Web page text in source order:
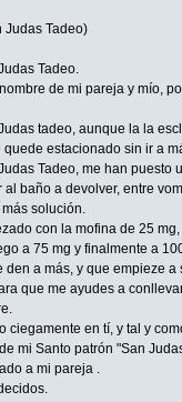
Judas Tadeo)
Tadeo.
de mi pareja y mío,
tadeo, aunque la la
estacionado sin ir a
Tadeo, me han
baño a devolver, entre
solución.
con la mofina de 25
a 75 mg y finalmente a
den a más, y que empieze
que me ayudes a
ciegamente en tí, y tal y
mi Santo patrón "San
a mi pareja .